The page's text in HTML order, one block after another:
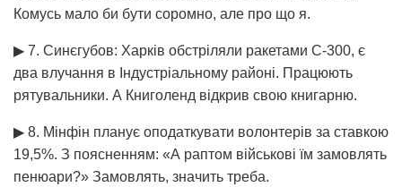
Комусь мало би бути соромно, але про що я.
▶ 7. Синєгубов: Харків обстріляли ракетами С-300, є
два влучання в Індустріальному районі. Працюють
рятувальники. А Книголенд відкрив свою книгарню.
▶ 8. Мінфін планує оподаткувати волонтерів за ставкою
19,5%. З поясненням: «А раптом військові їм замовлять
пенюари?» Замовлять, значить треба.